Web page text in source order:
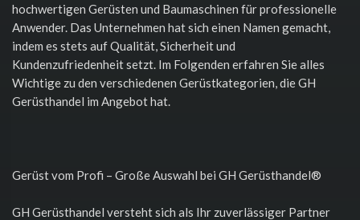
hochwertigen Gerüsten und Baumaschinen für professionelle
Anwender. Das Unternehmen hat sich einen Namen gemacht,
indem es stets auf Qualität, Sicherheit und
Kundenzufriedenheit setzt. Im Folgenden erfahren Sie alles
Wichtige zu den verschiedenen Gerüstkategorien, die GH
Gerüsthandel im Angebot hat.
Gerüst vom Profi – Große Auswahl bei GH Gerüsthandel®
GH Gerüsthandel versteht sich als Ihr zuverlässiger Partner